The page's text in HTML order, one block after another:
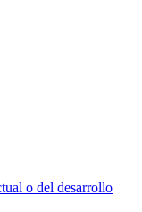
o del desarrollo